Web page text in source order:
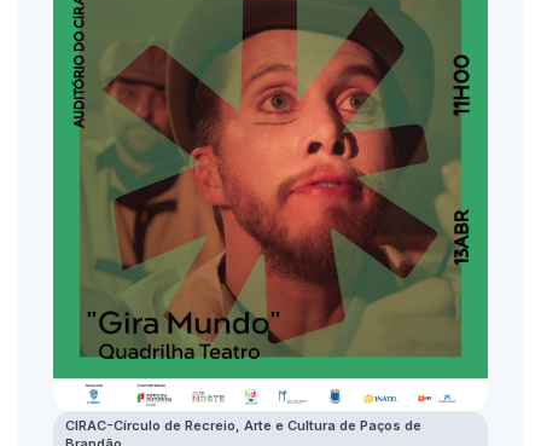
CIRAC-Círculo de Recreio, Arte e Cultura de Paços de